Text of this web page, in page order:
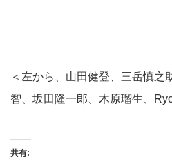
＜左から、山田健登、三岳慎之
智、坂田隆一郎、木原瑠生、
共有: